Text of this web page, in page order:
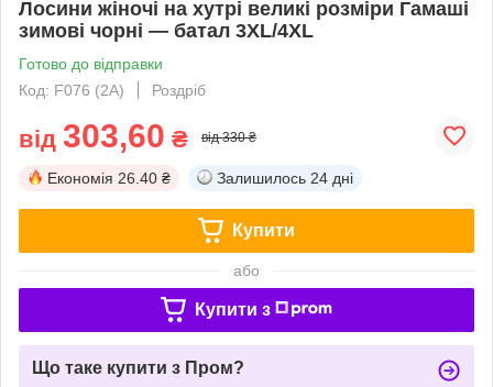
Лосини жіночі на хутрі великі розміри Гамаші
зимові чорні — батал 3XL/4XL
Готово до відправки
Код: F076 (2A)
Роздріб
від 303,60 ₴ від 330 ₴
Економія 26.40 ₴ Залишилось 24 дні
Купити
або
Купити з
Що таке купити з Пром?